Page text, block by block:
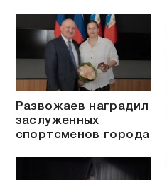
Развожаев наградил
заслуженных
спортсменов города